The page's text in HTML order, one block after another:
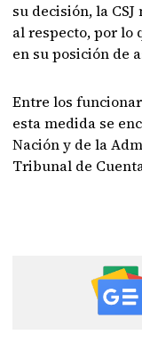
su decisión, la
al respecto, por lo
en su posición de
Entre los
esta medida se
Nación y de la
Tribunal de